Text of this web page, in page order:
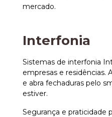
mercado.
Interfonia
Sistemas de interfonia
empresas e residências.
e abra fechaduras pelo
estiver.
Segurança e praticidade